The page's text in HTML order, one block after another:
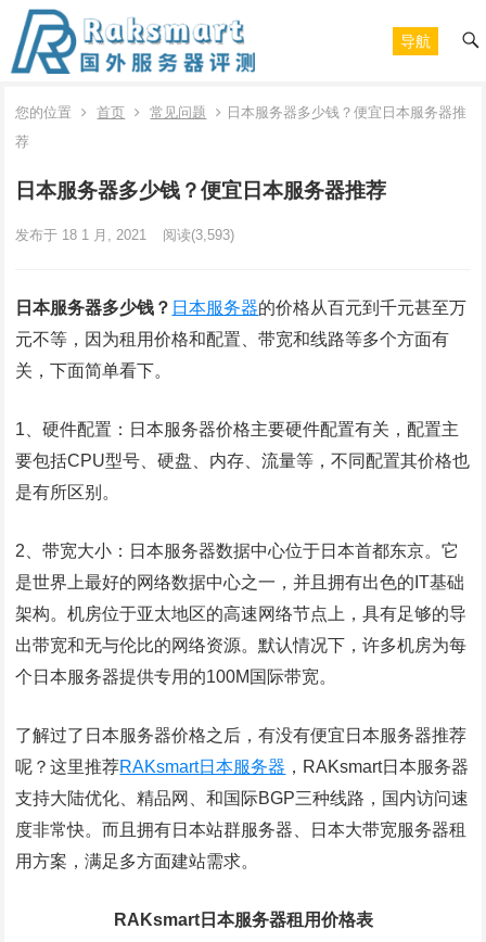
导航
您的位置 首页 常见问题
日本服务器多少钱？便宜日本服务器推
荐
日本服务器多少钱？便宜日本服务器推荐
发布于 18 1 月, 2021 阅读(3,593)
日本服务器多少钱？ 日本服务器的价格从百元到千元甚至万
元不等，因为租用价格和配置、带宽和线路等多个方面有
关，下面简单看下。
1、硬件配置：日本服务器价格主要硬件配置有关，配置主
要包括CPU型号、硬盘、内存、流量等，不同配置其价格也
是有所区别。
2、带宽大小：日本服务器数据中心位于日本首都东京。它
是世界上最好的网络数据中心之一，并且拥有出色的IT基础
架构。机房位于亚太地区的高速网络节点上，具有足够的导
出带宽和无与伦比的网络资源。默认情况下，许多机房为每
个日本服务器提供专用的100M国际带宽。
了解过了日本服务器价格之后，有没有便宜日本服务器推荐
呢？这里推荐RAKsmart日本服务器 ，RAKsmart日本服务器
支持大陆优化、精品网、和国际BGP三种线路，国内访问速
度非常快。而且拥有日本站群服务器、日本大带宽服务器租
用方案，满足多方面建站需求。
RAKsmart日本服务器租用价格表